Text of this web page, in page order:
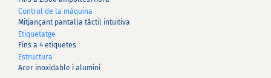
Control de la màquina
Mitjançant pantalla tàctil intuïtiva
Etiquetatge
Fins a 4 etiquetes
Estructura
Acer inoxidable i alumini